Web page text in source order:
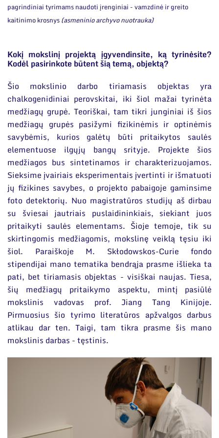
pagrindiniai tyrimams naudoti įrenginiai - vamzdinė ir greito
kaitinimo krosnys(asmeninio archyvo nuotrauka)
Kokį mokslinį projektą įgyvendinsite, ką tyrinėsite?
Kodėl pasirinkote būtent šią temą, objektą?
Šio mokslinio darbo tiriamasis objektas yra
chalkogenidiniai perovskitai, iki šiol mažai tyrinėta
medžiagų grupė. Teoriškai, tam tikri junginiai iš šios
medžiagų grupės pasižymi fizikinėmis ir optinėmis
savybėmis, kurios galėtų būti pritaikytos saulės
elementuose ilgųjų bangų srityje. Projekte šios
medžiagos bus sintetinamos ir charakterizuojamos.
Sieksime įvairiais eksperimentais įvertinti ir išmatuoti
jų fizikines savybes, o projekto pabaigoje gaminsime
foto detektorių. Nuo magistratūros studijų aš dirbau
su šviesai jautriais puslaidininkiais, siekiant juos
pritaikyti saulės elementams. Šioje temoje, tik su
skirtingomis medžiagomis, mokslinę veiklą tęsiu iki
šiol. Paraiškoje M. Skłodowskos-Curie fondo
stipendijai mano tematika bendrąja prasme išlieka ta
pati, bet tiriamasis objektas - visiškai naujas. Tiesa,
šių medžiagų pritaikymo aspektu, mintį pasiūlė
mokslinis vadovas prof. Jiang Tang Kinijoje.
Pirmuosius šio tyrimo literatūros apžvalgos darbus
atlikau dar ten. Taigi, tam tikra prasme šis mano
mokslinis darbas - tęstinis.